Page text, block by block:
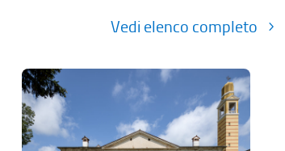
Vedi elenco completo